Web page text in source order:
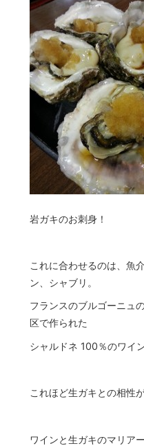
岩ガキのお刺身！
これに合わせるのは、魚
ン、シャブリ。
フランスのブルゴーニュ
区で作られた
シャルドネ 100％のワイン
これほど生ガキとの相性
ワインと生ガキのマリアー